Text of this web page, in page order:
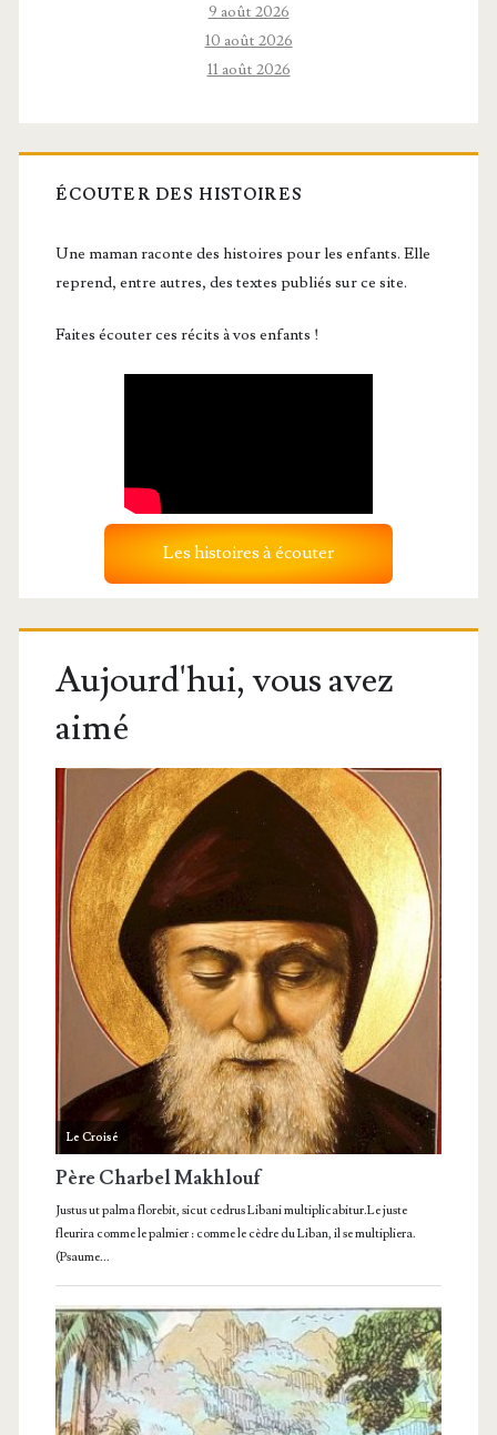
9 août 2026
10 août 2026
11 août 2026
ÉCOUTER DES HISTOIRES
Une maman raconte des histoires pour les enfants. Elle
reprend, entre autres, des textes publiés sur ce site.
Faites écouter ces récits à vos enfants !
Les histoires à écouter
Aujourd'hui, vous avez
aimé